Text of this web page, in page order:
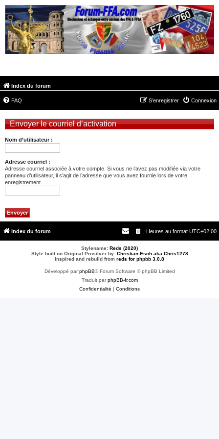
Index du forum
FAQ Connexion
S’enregistrer
Envoyer le courriel d’activation
Nom d’utilisateur :
Adresse courriel :
Adresse courriel associée à votre compte. Si vous ne l’avez pas modifiée via votre
panneau d’utilisateur, il s’agit de l’adresse que vous avez fournie lors de votre
enregistrement.
Index du forum Heures au format UTC+02:00
Stylename: Reds (2020)
Style built on Original Prosilver by: Christian Esch aka Chris1278
inspired and rebuild from reds for phpbb 3.0.8
Développé parphpBB® Forum Software © phpBB Limited
Traduit parphpBB-fr.com
Confidentialité | Conditions